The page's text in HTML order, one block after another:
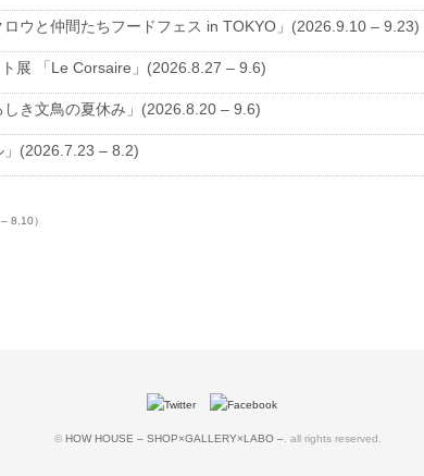
ロウと仲間たちフードフェス in TOKYO」(2026.9.10 – 9.23)
展 「Le Corsaire」(2026.8.27 – 9.6)
き文鳥の夏休み」(2026.8.20 – 9.6)
(2026.7.23 – 8.2)
8.10）
© HOW HOUSE – SHOP×GALLERY×LABO –. all rights reserved.